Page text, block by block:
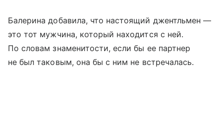
Балерина добавила, что настоящий джентльмен —
это тот мужчина, который находится с ней.
По словам знаменитости, если бы ее партнер
не был таковым, она бы с ним не встречалась.